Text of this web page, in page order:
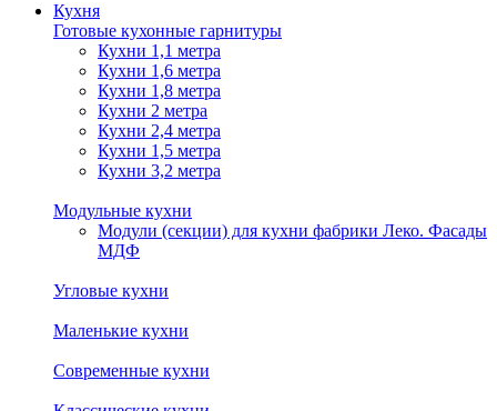
Кухня
Готовые кухонные гарнитуры
Кухни 1,1 метра
Кухни 1,6 метра
Кухни 1,8 метра
Кухни 2 метра
Кухни 2,4 метра
Кухни 1,5 метра
Кухни 3,2 метра
Модульные кухни
Модули (секции) для кухни фабрики Леко. Фасады
МДФ
Угловые кухни
Маленькие кухни
Современные кухни